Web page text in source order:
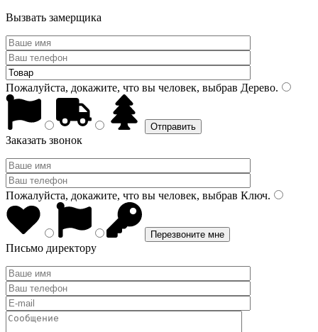
Вызвать замерщика
Пожалуйста, докажите, что вы человек, выбрав Дерево.
Заказать звонок
Пожалуйста, докажите, что вы человек, выбрав Ключ.
Письмо директору